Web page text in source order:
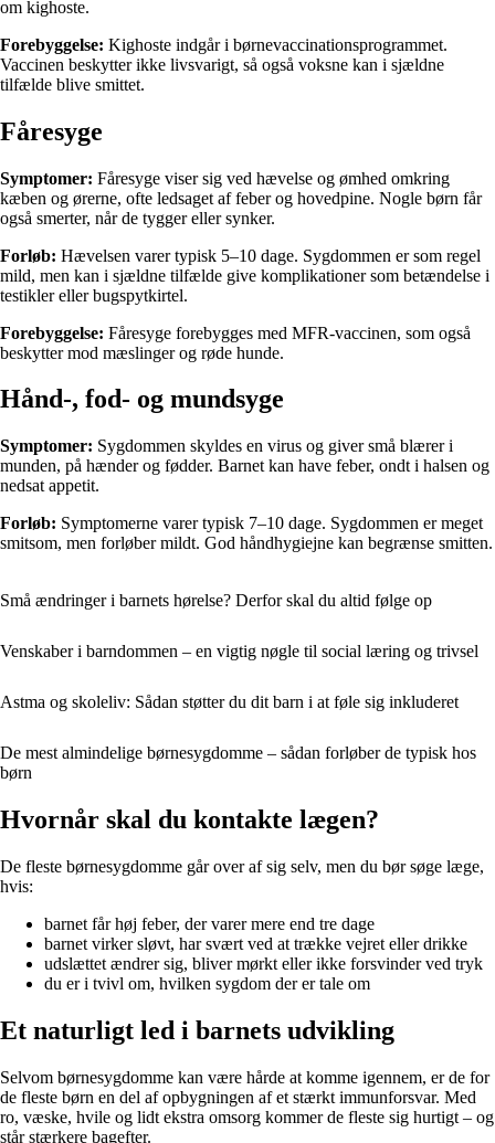
om kighoste.
Forebyggelse: Kighoste indgår i børnevaccinationsprogrammet.
Vaccinen beskytter ikke livsvarigt, så også voksne kan i sjældne
tilfælde blive smittet.
Fåresyge
Symptomer: Fåresyge viser sig ved hævelse og ømhed omkring
kæben og ørerne, ofte ledsaget af feber og hovedpine. Nogle børn får
også smerter, når de tygger eller synker.
Forløb: Hævelsen varer typisk 5–10 dage. Sygdommen er som regel
mild, men kan i sjældne tilfælde give komplikationer som betændelse i
testikler eller bugspytkirtel.
Forebyggelse: Fåresyge forebygges med MFR-vaccinen, som også
beskytter mod mæslinger og røde hunde.
Hånd-, fod- og mundsyge
Symptomer: Sygdommen skyldes en virus og giver små blærer i
munden, på hænder og fødder. Barnet kan have feber, ondt i halsen og
nedsat appetit.
Forløb: Symptomerne varer typisk 7–10 dage. Sygdommen er meget
smitsom, men forløber mildt. God håndhygiejne kan begrænse smitten.
Små ændringer i barnets hørelse? Derfor skal du altid følge op
Venskaber i barndommen – en vigtig nøgle til social læring og trivsel
Astma og skoleliv: Sådan støtter du dit barn i at føle sig inkluderet
De mest almindelige børnesygdomme – sådan forløber de typisk hos
børn
Hvornår skal du kontakte lægen?
De fleste børnesygdomme går over af sig selv, men du bør søge læge,
hvis:
barnet får høj feber, der varer mere end tre dage
barnet virker sløvt, har svært ved at trække vejret eller drikke
udslættet ændrer sig, bliver mørkt eller ikke forsvinder ved tryk
du er i tvivl om, hvilken sygdom der er tale om
Et naturligt led i barnets udvikling
Selvom børnesygdomme kan være hårde at komme igennem, er de for
de fleste børn en del af opbygningen af et stærkt immunforsvar. Med
ro, væske, hvile og lidt ekstra omsorg kommer de fleste sig hurtigt – og
står stærkere bagefter.